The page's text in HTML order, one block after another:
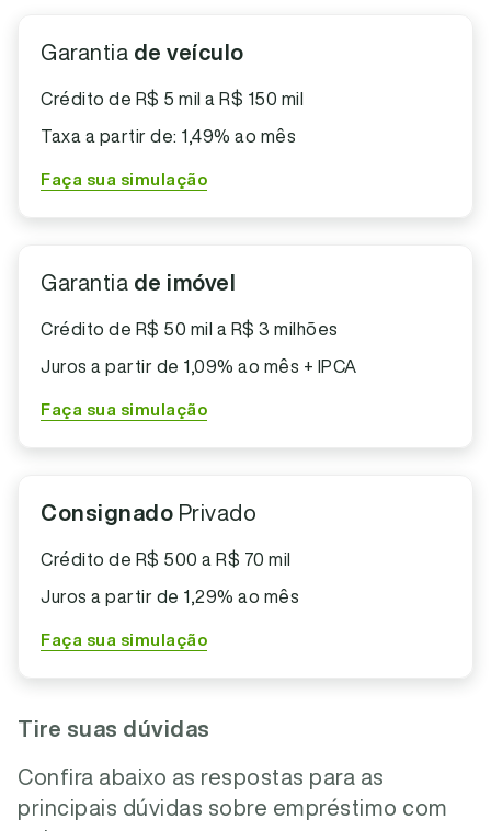
Garantia de veículo
Crédito de R$ 5 mil a R$ 150 mil
Taxa a partir de: 1,49% ao mês
Faça sua simulação
Garantia de imóvel
Crédito de R$ 50 mil a R$ 3 milhões
Juros a partir de 1,09% ao mês + IPCA
Faça sua simulação
Consignado Privado
Crédito de R$ 500 a R$ 70 mil
Juros a partir de 1,29% ao mês
Faça sua simulação
Tire suas dúvidas
Confira abaixo as respostas para as
principais dúvidas sobre empréstimo com